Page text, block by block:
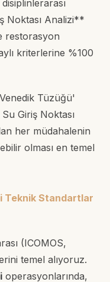
Noktası Analizi**
restorasyon
kriterlerine %100
Tüzüğü'
Giriş Noktası
her müdahalenin
olması en temel
Teknik Standartlar
(ICOMOS,
temel alıyoruz.
operasyonlarında,